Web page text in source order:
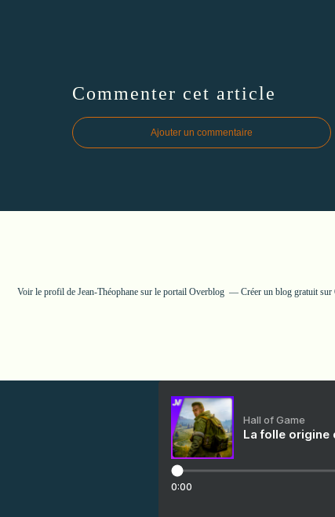
Commenter cet article
Ajouter un commentaire
Voir le profil de Jean-Théophane sur le portail Overblog Créer un blog gratuit sur
Hall of Game
La folle origine
0:00